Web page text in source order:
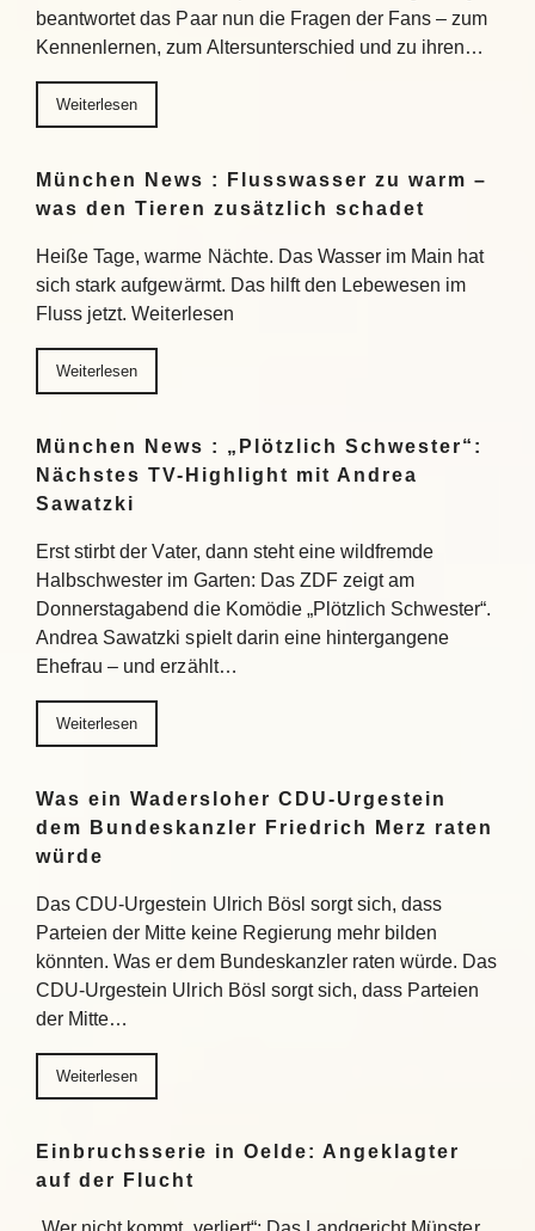
beantwortet das Paar nun die Fragen der Fans – zum
Kennenlernen, zum Altersunterschied und zu ihren…
Weiterlesen
München News : Flusswasser zu warm –
was den Tieren zusätzlich schadet
Heiße Tage, warme Nächte. Das Wasser im Main hat
sich stark aufgewärmt. Das hilft den Lebewesen im
Fluss jetzt. Weiterlesen
Weiterlesen
München News : „Plötzlich Schwester“:
Nächstes TV-Highlight mit Andrea
Sawatzki
Erst stirbt der Vater, dann steht eine wildfremde
Halbschwester im Garten: Das ZDF zeigt am
Donnerstagabend die Komödie „Plötzlich Schwester“.
Andrea Sawatzki spielt darin eine hintergangene
Ehefrau – und erzählt…
Weiterlesen
Was ein Wadersloher CDU-Urgestein
dem Bundeskanzler Friedrich Merz raten
würde
Das CDU-Urgestein Ulrich Bösl sorgt sich, dass
Parteien der Mitte keine Regierung mehr bilden
könnten. Was er dem Bundeskanzler raten würde. Das
CDU-Urgestein Ulrich Bösl sorgt sich, dass Parteien
der Mitte…
Weiterlesen
Einbruchsserie in Oelde: Angeklagter
auf der Flucht